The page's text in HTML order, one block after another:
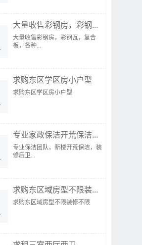
大量收售彩钢房，彩钢...
大量收售彩钢房，彩钢瓦，复合
板，各种...
求购东区学区房小户型
求购东区学区房小户型
专业家政保洁开荒保洁...
专业保洁团队，新楼开荒保洁，装
修后卫...
求购东区域房型不限装...
求购东区域房型不限装修不限